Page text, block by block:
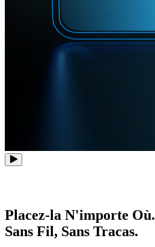
Placez-la N'importe Où.
Sans Fil, Sans Tracas.